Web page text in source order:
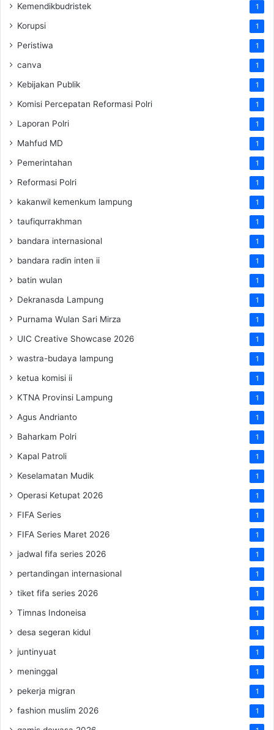
Kemendikbudristek 1
Korupsi 1
Peristiwa 1
canva 1
Kebijakan Publik 1
Komisi Percepatan Reformasi Polri 1
Laporan Polri 1
Mahfud MD 1
Pemerintahan 1
Reformasi Polri 1
kakanwil kemenkum lampung 1
taufiqurrakhman 1
bandara internasional 1
bandara radin inten ii 1
batin wulan 1
Dekranasda Lampung 1
Purnama Wulan Sari Mirza 1
UIC Creative Showcase 2026 1
wastra-budaya lampung 1
ketua komisi ii 1
KTNA Provinsi Lampung 1
Agus Andrianto 1
Baharkam Polri 1
Kapal Patroli 1
Keselamatan Mudik 1
Operasi Ketupat 2026 1
FIFA Series 1
FIFA Series Maret 2026 1
jadwal fifa series 2026 1
pertandingan internasional 1
tiket fifa series 2026 1
Timnas Indoneisa 1
desa segeran kidul 1
juntinyuat 1
meninggal 1
pekerja migran 1
fashion muslim 2026 1